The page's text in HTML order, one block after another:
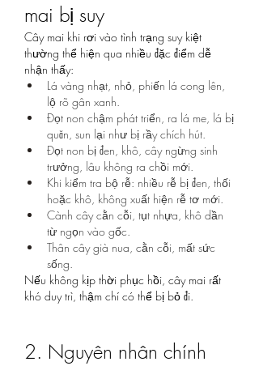
mai bị suy
Cây mai khi rơi vào tình trạng suy kiệt
thường thể hiện qua nhiều đặc điểm dễ
nhận thấy:
Lá vàng nhạt, nhỏ, phiến lá cong lên,
lộ rõ gân xanh.
Đọt non chậm phát triển, ra lá me, lá bị
quăn, sun lại như bị rầy chích hút.
Đọt non bị đen, khô, cây ngừng sinh
trưởng, lâu không ra chồi mới.
Khi kiểm tra bộ rễ: nhiều rễ bị đen, thối
hoặc khô, không xuất hiện rễ tơ mới.
Cành cây cằn cỗi, tụt nhựa, khô dần
từ ngọn vào gốc.
Thân cây già nua, cằn cỗi, mất sức
sống.
Nếu không kịp thời phục hồi, cây mai rất
khó duy trì, thậm chí có thể bị bỏ đi.
2. Nguyên nhân chính